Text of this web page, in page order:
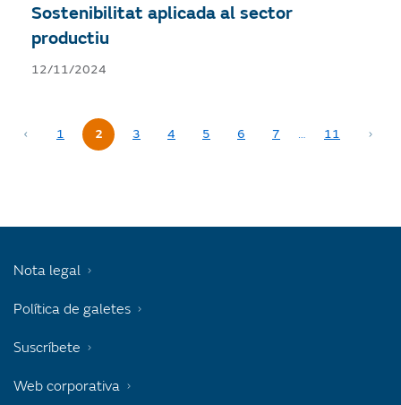
Sostenibilitat aplicada al sector
productiu
12/11/2024
1 2 3 4 5 6 7 … 11
Nota legal
Política de galetes
Suscríbete
Web corporativa